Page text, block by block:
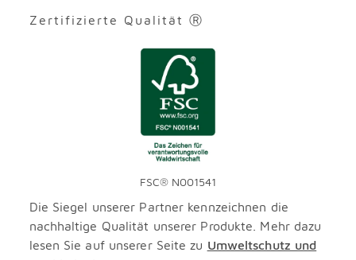
Zertifizierte Qualität Ⓡ
FSC® N001541
Die Siegel unserer Partner kennzeichnen die
nachhaltige Qualität unserer Produkte. Mehr dazu
lesen Sie auf unserer Seite zu Umweltschutz und